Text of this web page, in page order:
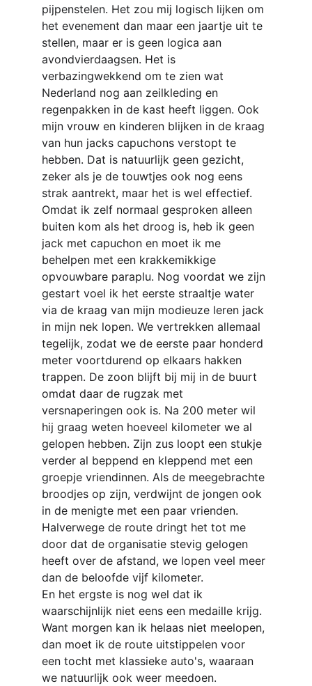
pijpenstelen. Het zou mij logisch lijken om
het evenement dan maar een jaartje uit te
stellen, maar er is geen logica aan
avondvierdaagsen. Het is
verbazingwekkend om te zien wat
Nederland nog aan zeilkleding en
regenpakken in de kast heeft liggen. Ook
mijn vrouw en kinderen blijken in de kraag
van hun jacks capuchons verstopt te
hebben. Dat is natuurlijk geen gezicht,
zeker als je de touwtjes ook nog eens
strak aantrekt, maar het is wel effectief.
Omdat ik zelf normaal gesproken alleen
buiten kom als het droog is, heb ik geen
jack met capuchon en moet ik me
behelpen met een krakkemikkige
opvouwbare paraplu. Nog voordat we zijn
gestart voel ik het eerste straaltje water
via de kraag van mijn modieuze leren jack
in mijn nek lopen. We vertrekken allemaal
tegelijk, zodat we de eerste paar honderd
meter voortdurend op elkaars hakken
trappen. De zoon blijft bij mij in de buurt
omdat daar de rugzak met
versnaperingen ook is. Na 200 meter wil
hij graag weten hoeveel kilometer we al
gelopen hebben. Zijn zus loopt een stukje
verder al beppend en kleppend met een
groepje vriendinnen. Als de meegebrachte
broodjes op zijn, verdwijnt de jongen ook
in de menigte met een paar vrienden.
Halverwege de route dringt het tot me
door dat de organisatie stevig gelogen
heeft over de afstand, we lopen veel meer
dan de beloofde vijf kilometer.
En het ergste is nog wel dat ik
waarschijnlijk niet eens een medaille krijg.
Want morgen kan ik helaas niet meelopen,
dan moet ik de route uitstippelen voor
een tocht met klassieke auto's, waaraan
we natuurlijk ook weer meedoen.